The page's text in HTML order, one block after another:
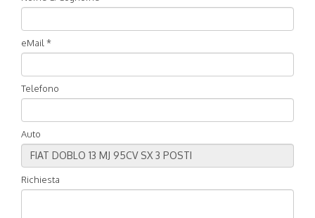
eMail *
Telefono
Auto
Richiesta